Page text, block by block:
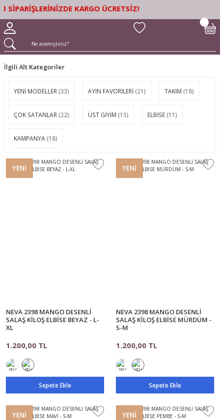
KARGO ÜCRETSİZ!
İlgili Alt Kategoriler
YENİ MODELLER (33) AYIN FAVORİLERİ (21) TAKIM (18)
ÇOK SATANLAR (22) ÜST GİYİM (15) ELBİSE (11)
KAMPANYA (18)
YENİ
NEVA 2398 MANGO DESENLİ
SALAŞ KİLOŞ ELBİSE BEYAZ - L-
XL
1.200,00 TL
Sepete Ekle
YENİ
NEVA 2398 MANGO DESENLİ
SALAŞ KİLOŞ ELBİSE MÜRDÜM -
S-M
1.200,00 TL
Sepete Ekle
YENİ YENİ